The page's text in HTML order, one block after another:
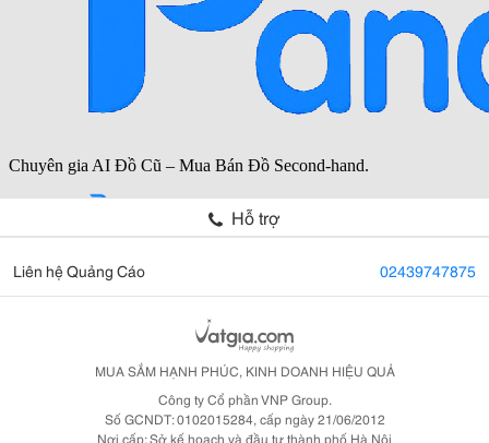
Hỗ trợ
Liên hệ Quảng Cáo 02439747875
MUA SẮM HẠNH PHÚC, KINH DOANH HIỆU QUẢ
Công ty Cổ phần VNP Group.
Số GCNDT: 0102015284, cấp ngày 21/06/2012
Nơi cấp: Sở kế hoạch và đầu tư thành phố Hà Nội